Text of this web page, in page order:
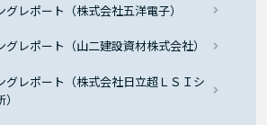
レポート（株式会社五洋電子）
レポート（山二建設資材株式会社）
グレポート（株式会社日立超ＬＳＩシ